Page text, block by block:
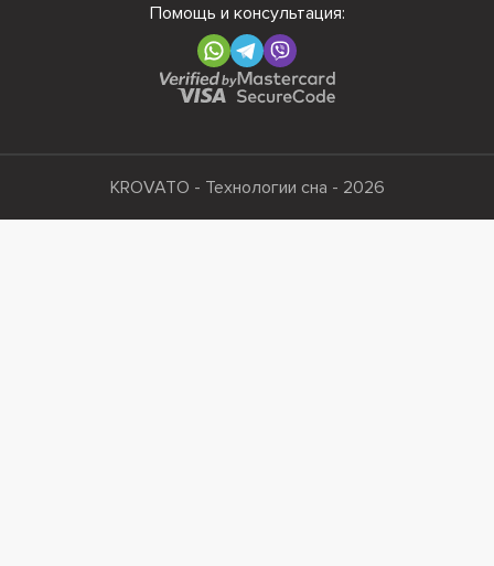
Помощь и консультация:
KROVATO - Технологии сна - 2026